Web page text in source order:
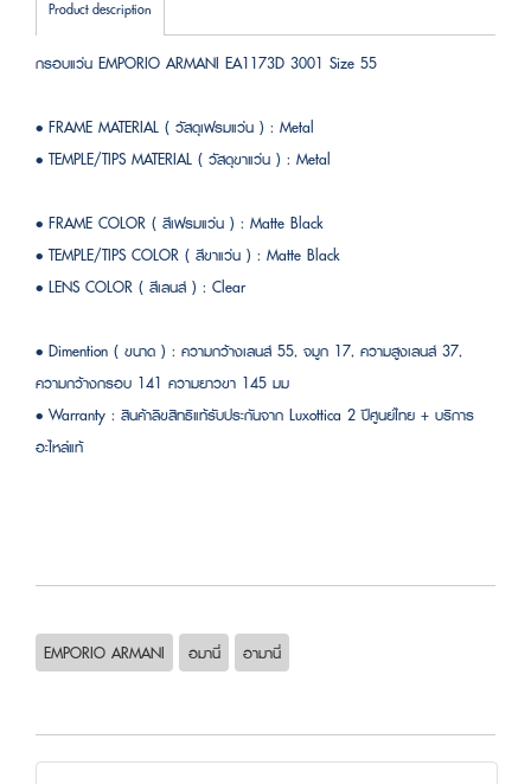
Product description
กรอบแว่น EMPORIO ARMANI EA1173D 3001 Size 55
• FRAME MATERIAL ( วัสดุเฟรมแว่น ) : Metal
• TEMPLE/TIPS MATERIAL ( วัสดุขาแว่น ) : Metal
• FRAME COLOR ( สีเฟรมแว่น ) : Matte Black
• TEMPLE/TIPS COLOR ( สีขาแว่น ) : Matte Black
• LENS COLOR ( สีเลนส์ ) : Clear
• Dimention ( ขนาด ) : ความกว้างเลนส์ 55, จมูก 17, ความสูงเลนส์ 37,
ความกว้างกรอบ 141 ความยาวขา 145 มม
• Warranty : สินค้าลิขสิทธิแท้รับประกันจาก Luxottica 2 ปีศูนย์ไทย + บริการ
อะไหล่แท้
EMPORIO ARMANI อมานี่ อามานี่